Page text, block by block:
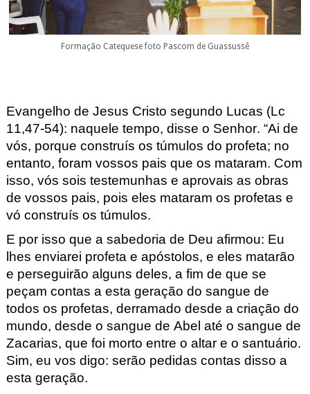
Formação Catequese foto Pascom de Guassussê
Evangelho de Jesus Cristo segundo Lucas (Lc
11,47-54): naquele tempo, disse o Senhor. “Ai de
vós, porque construís os túmulos do profeta; no
entanto, foram vossos pais que os mataram. Com
isso, vós sois testemunhas e aprovais as obras
de vossos pais, pois eles mataram os profetas e
vó construís os túmulos.
E por isso que a sabedoria de Deu afirmou: Eu
lhes enviarei profeta e apóstolos, e eles matarão
e perseguirão alguns deles, a fim de que se
peçam contas a esta geração do sangue de
todos os profetas, derramado desde a criação do
mundo, desde o sangue de Abel até o sangue de
Zacarias, que foi morto entre o altar e o santuário.
Sim, eu vos digo: serão pedidas contas disso a
esta geração.